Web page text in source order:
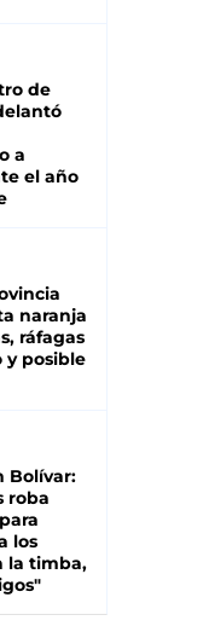
de
a
el año
naranja
ráfagas
y posible
Bolívar:
roba
los
la timba,